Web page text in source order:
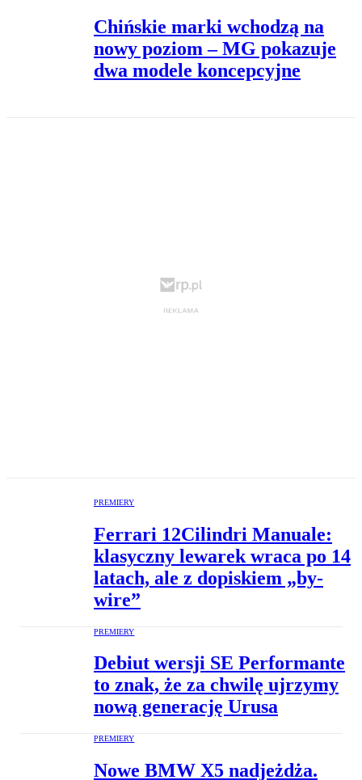
Chińskie marki wchodzą na
nowy poziom – MG pokazuje
dwa modele koncepcyjne
PREMIERY
Ferrari 12Cilindri Manuale:
klasyczny lewarek wraca po 14
latach, ale z dopiskiem „by-
wire”
PREMIERY
Debiut wersji SE Performante
to znak, że za chwilę ujrzymy
nową generację Urusa
PREMIERY
Nowe BMW X5 nadjeżdża.